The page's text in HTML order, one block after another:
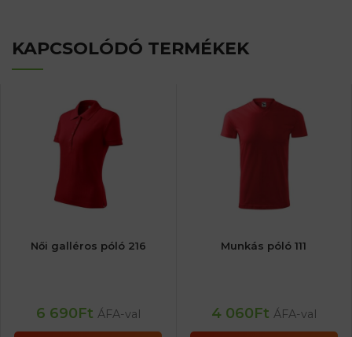
KAPCSOLÓDÓ TERMÉKEK
Női galléros póló 216
6 690Ft ÁFA-val
Munkás póló 111
4 060Ft ÁFA-val